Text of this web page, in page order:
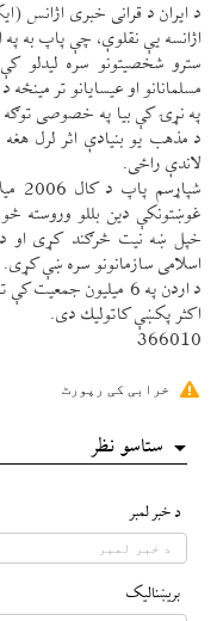
د ايران د قرانی خبری اژانس
اژانسه یې نقلوې، چې پاپ به
سترو شخصيتونو سره ليدلو
مسلمانانو او عيسايانو تر
په نړۍ كې بيا په خصوصی توګه
د مذهب يو بنيادې اثر لرل
لاندې راځی.
غوښتونكې دين بللو وروسته
خپل ښه نيت څرګند كړی او د
اسلامی سازمانونو سره ښې كړی.
اكثر پكښې كاتوليك دی.
366010
خرابی کی رپورٹ
ستاسو نظر
د خبر لمبر
بريښناليک